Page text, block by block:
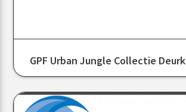
GPF Urban Jungle Collectie